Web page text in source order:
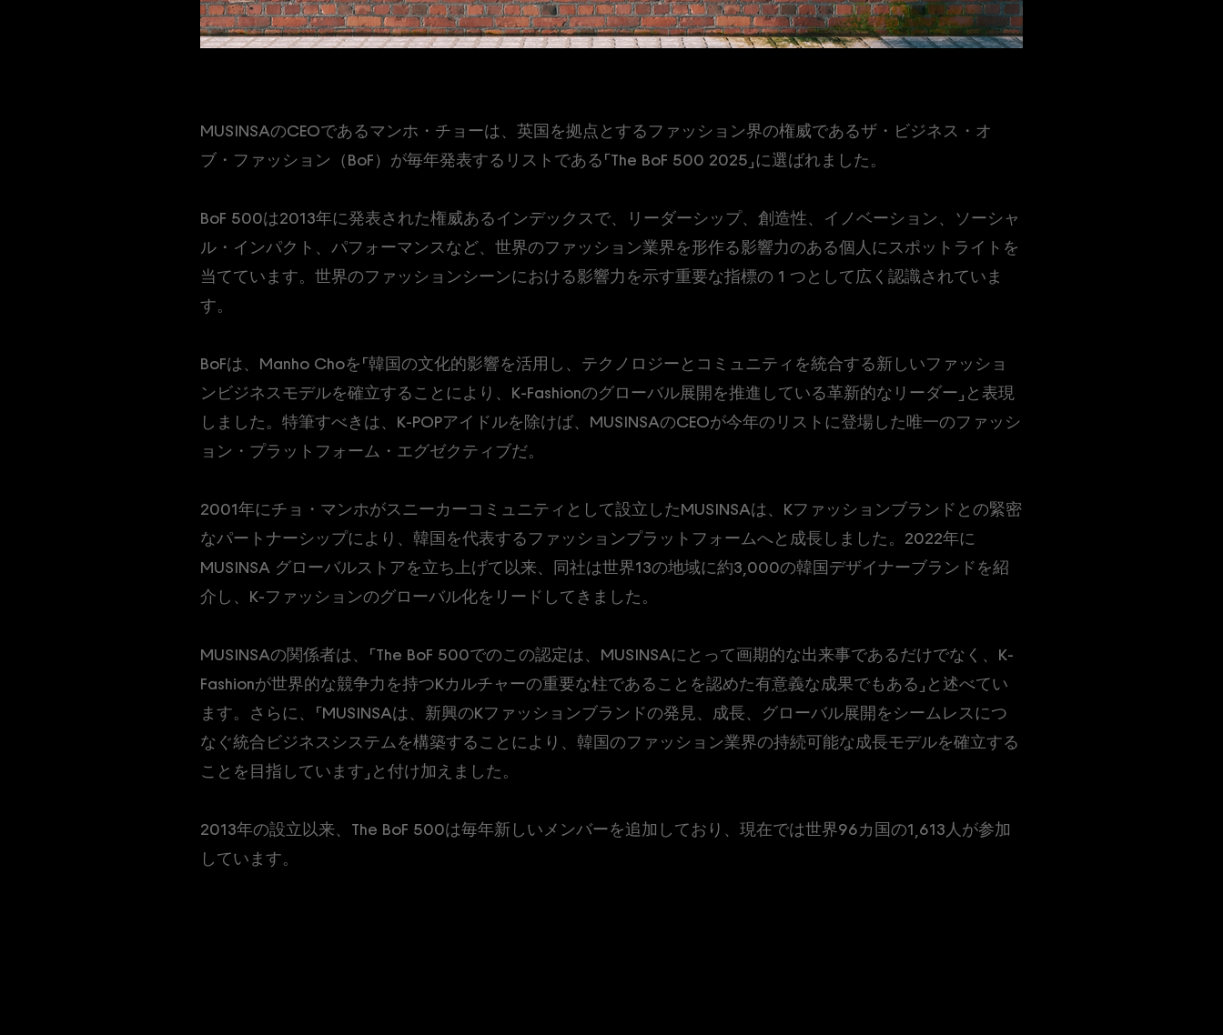
MUSINSAのCEOであるマンホ・チョーは、英国を拠点とするファッション界の権威であるザ・ビジネス・オ
ブ・ファッション（BoF）が毎年発表するリストである「The BoF 500 2025」に選ばれました。
BoF 500は2013年に発表された権威あるインデックスで、リーダーシップ、創造性、イノベーション、ソーシャ
ル・インパクト、パフォーマンスなど、世界のファッション業界を形作る影響力のある個人にスポットライトを
当てています。世界のファッションシーンにおける影響力を示す重要な指標の 1 つとして広く認識されていま
す。
BoFは、Manho Choを「韓国の文化的影響を活用し、テクノロジーとコミュニティを統合する新しいファッショ
ンビジネスモデルを確立することにより、K-Fashionのグローバル展開を推進している革新的なリーダー」と表現
しました。特筆すべきは、K-POPアイドルを除けば、MUSINSAのCEOが今年のリストに登場した唯一のファッシ
ョン・プラットフォーム・エグゼクティブだ。
2001年にチョ・マンホがスニーカーコミュニティとして設立したMUSINSAは、Kファッションブランドとの緊密
なパートナーシップにより、韓国を代表するファッションプラットフォームへと成長しました。2022年に
MUSINSA グローバルストアを立ち上げて以来、同社は世界13の地域に約3,000の韓国デザイナーブランドを紹
介し、K-ファッションのグローバル化をリードしてきました。
MUSINSAの関係者は、「The BoF 500でのこの認定は、MUSINSAにとって画期的な出来事であるだけでなく、K-
Fashionが世界的な競争力を持つKカルチャーの重要な柱であることを認めた有意義な成果でもある」と述べてい
ます。さらに、「MUSINSAは、新興のKファッションブランドの発見、成長、グローバル展開をシームレスにつ
なぐ統合ビジネスシステムを構築することにより、韓国のファッション業界の持続可能な成長モデルを確立する
ことを目指しています」と付け加えました。
2013年の設立以来、The BoF 500は毎年新しいメンバーを追加しており、現在では世界96カ国の1,613人が参加
しています。